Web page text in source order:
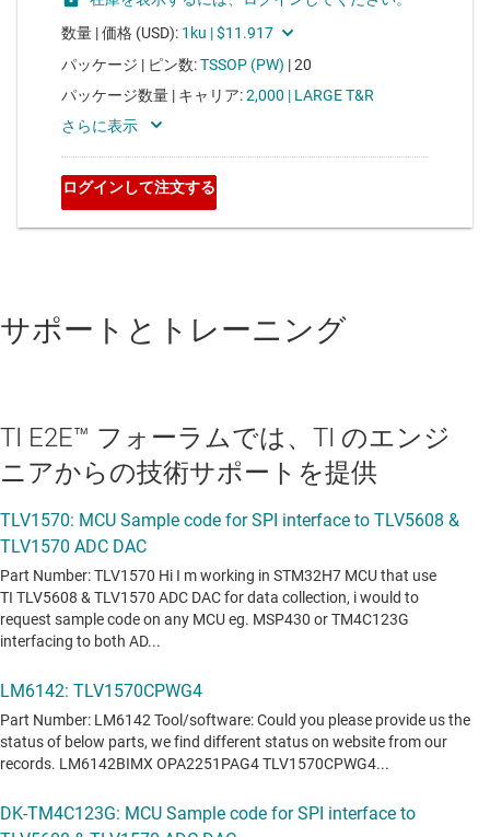
サポートとトレーニング
TI E2E™ フォーラムでは、TI のエンジ
ニアからの技術サポートを提供